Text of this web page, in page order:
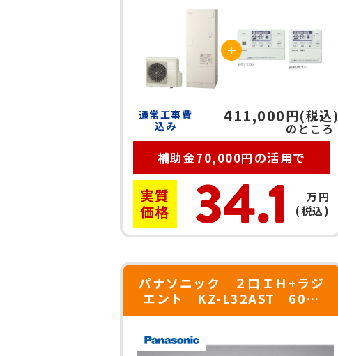
通常工事費
込み
411,000円(税込)
のところ
補助金70,000円の活用で
実質
価格
34.1
万円
(税込)
パナソニック ２口ＩＨ+ラジ
エント KZ-L32AST 60ｃ
ｍ シルバー